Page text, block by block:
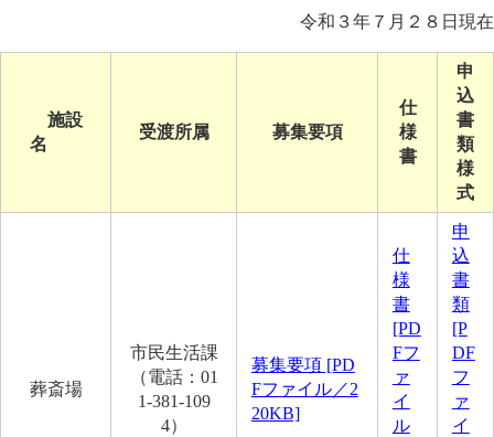
令和３年７月２８日現在
施設
名
受渡所属 募集要項
仕
様
書
申
込
書
類
様
式
葬斎場
市民生活課
（電話：01
1-381-109
4）
募集要項 [PD
Fファイル／2
20KB]
仕
様
書
[PD
Fフ
ァ
イ
ル
申
込
書
類
[P
DF
フ
ァ
イ